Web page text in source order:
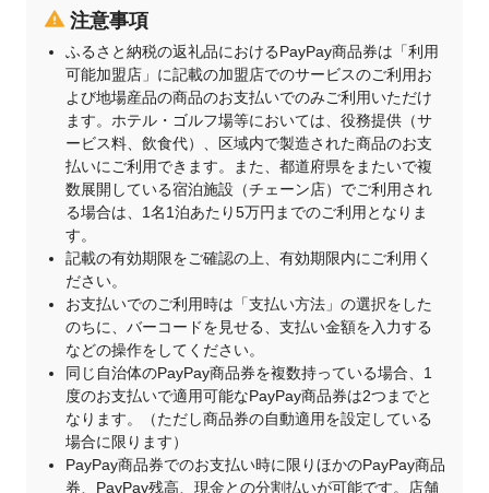
注意事項
ふるさと納税の返礼品におけるPayPay商品券は「利用
可能加盟店」に記載の加盟店でのサービスのご利用お
よび地場産品の商品のお支払いでのみご利用いただけ
ます。ホテル・ゴルフ場等においては、役務提供（サ
ービス料、飲食代）、区域内で製造された商品のお支
払いにご利用できます。また、都道府県をまたいで複
数展開している宿泊施設（チェーン店）でご利用され
る場合は、1名1泊あたり5万円までのご利用となりま
す。
記載の有効期限をご確認の上、有効期限内にご利用く
ださい。
お支払いでのご利用時は「支払い方法」の選択をした
のちに、バーコードを見せる、支払い金額を入力する
などの操作をしてください。
同じ自治体のPayPay商品券を複数持っている場合、1
度のお支払いで適用可能なPayPay商品券は2つまでと
なります。（ただし商品券の自動適用を設定している
場合に限ります）
PayPay商品券でのお支払い時に限りほかのPayPay商品
券、PayPay残高、現金との分割払いが可能です。店舗